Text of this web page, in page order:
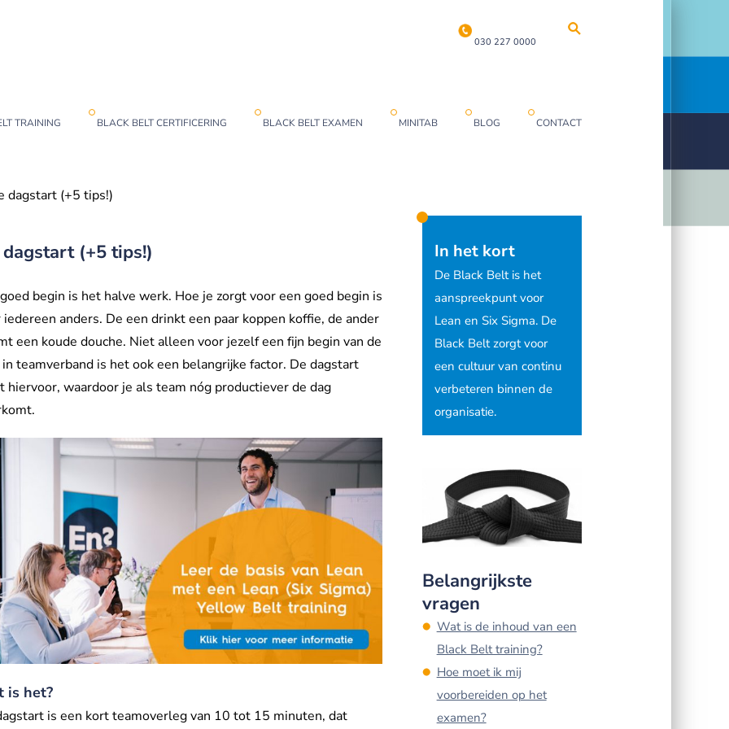
030 227 0000
TRAINING BLACK BELT CERTIFICERING BLACK BELT EXAMEN MINITAB BLOG CONTACT
dagstart (+5 tips!)
(+5 tips!)
begin is het halve werk. Hoe je zorgt voor een goed begin is
iedereen anders. De een drinkt een paar koppen koffie, de ander
een koude douche. Niet alleen voor jezelf een fijn begin van de
in teamverband is het ook een belangrijke factor. De dagstart
hiervoor, waardoor je als team nóg productiever de dag
is het?
is een kort teamoverleg van 10 tot 15 minuten, dat
In het kort
De Black Belt is het
aanspreekpunt voor
Lean en Six Sigma. De
Black Belt zorgt voor
een cultuur van continu
verbeteren binnen de
organisatie.
Belangrijkste
vragen
Wat is de inhoud van een
Black Belt training?
Hoe moet ik mij
voorbereiden op het
examen?